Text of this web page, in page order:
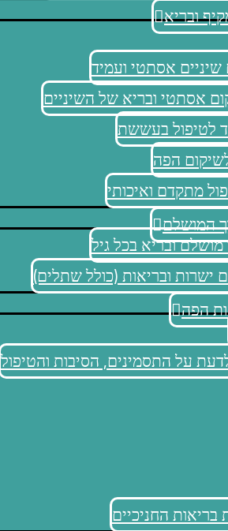
ובריא
אסתטי ועמיד
אסתטי ובריא של השיניים
לטיפול בעששת
הפה
מתקדם ואיכותי
המושלם
ובריא בכל גיל
ישרות ובריאות (כולל שתלים)
הפה
על התסמינים, הסיבות והטיפול
החניכיים